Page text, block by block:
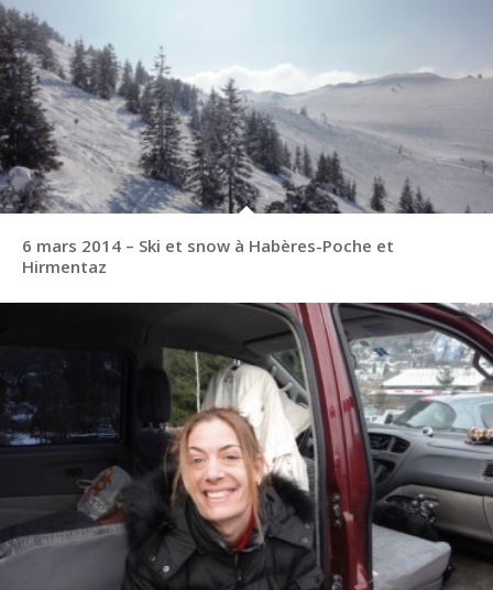
6 mars 2014 – Ski et snow à Habères-Poche et
Hirmentaz